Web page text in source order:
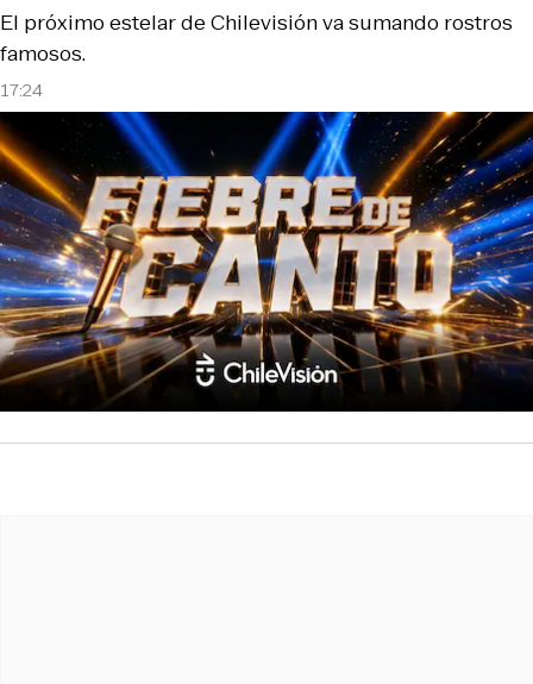
17:24
El próximo estelar de Chilevisión va sumando rostros
famosos.